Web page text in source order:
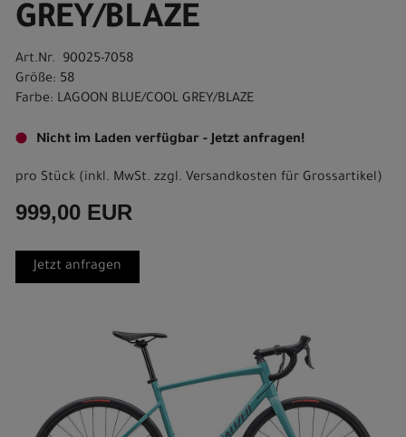
GREY/BLAZE
Art.Nr. 90025-7058
Größe: 58
Farbe: LAGOON BLUE/COOL GREY/BLAZE
Nicht im Laden verfügbar - Jetzt anfragen!
pro Stück (inkl. MwSt. zzgl. Versandkosten für Grossartikel)
999,00 EUR
Jetzt anfragen